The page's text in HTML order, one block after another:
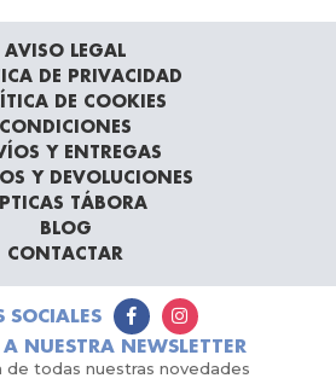
AVISO LEGAL
DE PRIVACIDAD
DE COOKIES
CONDICIONES
Y ENTREGAS
Y DEVOLUCIONES
TÁBORA
BLOG
CONTACTAR
SOCIALES
A NUESTRA NEWSLETTER
de todas nuestras novedades